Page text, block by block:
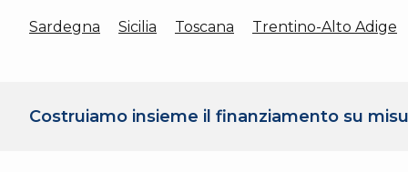
Sardegna Sicilia Toscana Trentino-Alto Adige
Costruiamo insieme il finanziamento su